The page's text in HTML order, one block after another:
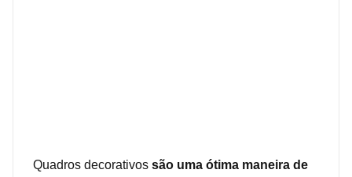
Quadros decorativos são uma ótima maneira de